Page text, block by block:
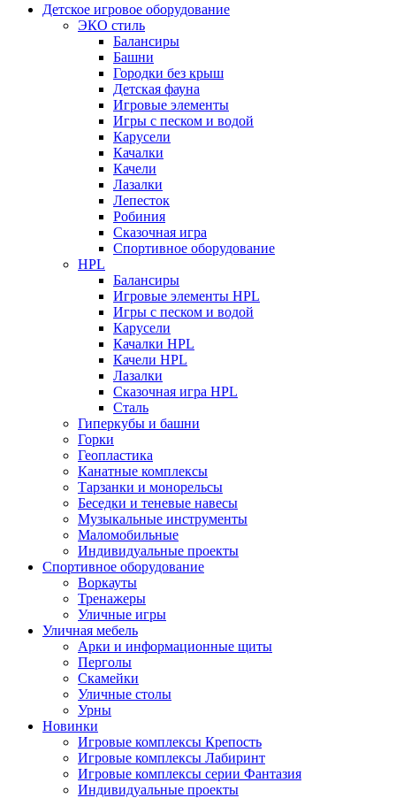
Детское игровое оборудование
ЭКО стиль
Балансиры
Башни
Городки без крыш
Детская фауна
Игровые элементы
Игры с песком и водой
Карусели
Качалки
Качели
Лазалки
Лепесток
Робиния
Сказочная игра
Спортивное оборудование
HPL
Балансиры
Игровые элементы HPL
Игры с песком и водой
Карусели
Качалки HPL
Качели HPL
Лазалки
Сказочная игра HPL
Сталь
Гиперкубы и башни
Горки
Геопластика
Канатные комплексы
Тарзанки и монорельсы
Беседки и теневые навесы
Музыкальные инструменты
Маломобильные
Индивидуальные проекты
Спортивное оборудование
Воркауты
Тренажеры
Уличные игры
Уличная мебель
Арки и информационные щиты
Перголы
Скамейки
Уличные столы
Урны
Новинки
Игровые комплексы Крепость
Игровые комплексы Лабиринт
Игровые комплексы серии Фантазия
Индивидуальные проекты